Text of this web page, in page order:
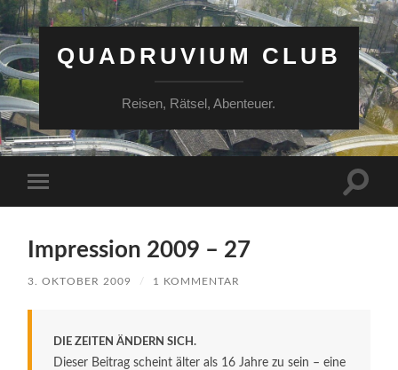
QUADRUVIUM CLUB
Reisen, Rätsel, Abenteuer.
Menü
Impression 2009 – 27
3. OKTOBER 2009 / 1 KOMMENTAR
DIE ZEITEN ÄNDERN SICH.
Dieser Beitrag scheint älter als 16 Jahre zu sein – eine